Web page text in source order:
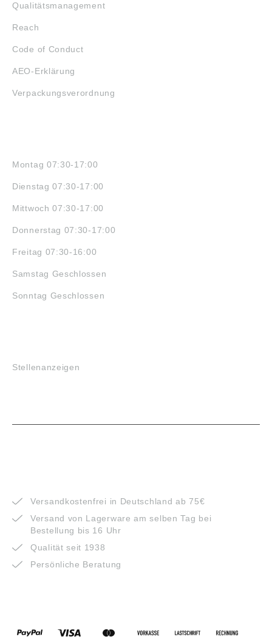
Qualitätsmanagement
Reach
Code of Conduct
AEO-Erklärung
Verpackungsverordnung
Montag 07:30-17:00
Dienstag 07:30-17:00
Mittwoch 07:30-17:00
Donnerstag 07:30-17:00
Freitag 07:30-16:00
Samstag Geschlossen
Sonntag Geschlossen
Stellenanzeigen
Versandkostenfrei in Deutschland ab 75€
Versand von Lagerware am selben Tag bei
Bestellung bis 16 Uhr
Qualität seit 1938
Persönliche Beratung